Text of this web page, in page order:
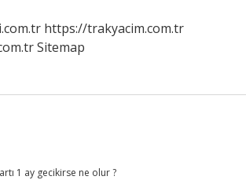
https://trakyacim.com.tr
Sitemap
1 ay gecikirse ne olur ?